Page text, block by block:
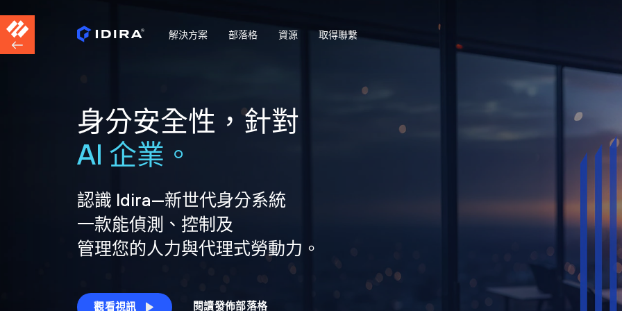
解決方案 部落格 資源 取得聯繫
身分安全性，針對
AI 企業。
認識 Idira—新世代身分系統
一款能偵測、控制及
管理您的人力與代理式勞動力。
觀看視訊 閱讀發佈部落格